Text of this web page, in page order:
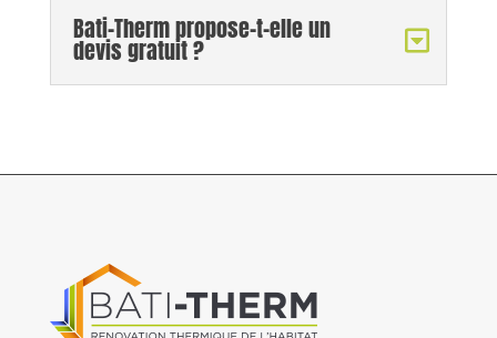
Bati-Therm propose-t-elle un
devis gratuit ?